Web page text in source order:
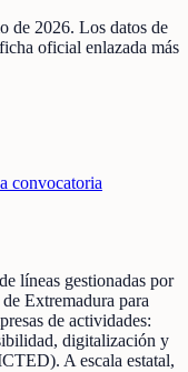
de 2026. Los datos de
oficial enlazada más
convocatoria
líneas gestionadas por
Extremadura para
de actividades:
digitalización y
A escala estatal,